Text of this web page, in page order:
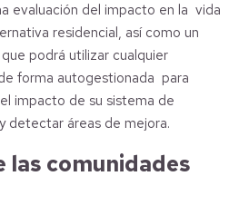
evaluación del impacto en la vida
residencial, así como un
podrá utilizar cualquier
forma autogestionada para
impacto de su sistema de
detectar áreas de mejora.
las comunidades